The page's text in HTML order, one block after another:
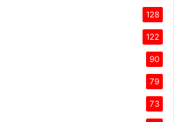
128
122
90
79
73